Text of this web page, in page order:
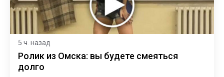
5 ч. назад
Ролик из Омска: вы будете смеяться
долго